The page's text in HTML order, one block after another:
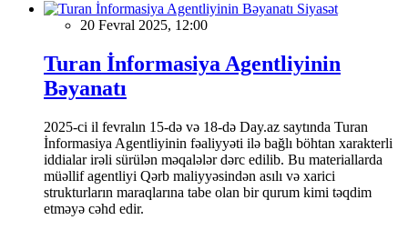
Siyasət
20 Fevral 2025, 12:00
Turan İnformasiya Agentliyinin
Bəyanatı
2025-ci il fevralın 15-də və 18-də Day.az saytında Turan
İnformasiya Agentliyinin fəaliyyəti ilə bağlı böhtan xarakterli
iddialar irəli sürülən məqalələr dərc edilib. Bu materiallarda
müəllif agentliyi Qərb maliyyəsindən asılı və xarici
strukturların maraqlarına tabe olan bir qurum kimi təqdim
etməyə cəhd edir.